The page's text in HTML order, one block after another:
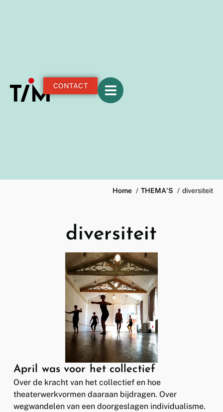
CONTACT
Home THEMA'S diversiteit
diversiteit
April was voor het collectief
Over de kracht van het collectief en hoe
theaterwerkvormen daaraan bijdragen. Over
wegwandelen van een doorgeslagen individualisme.